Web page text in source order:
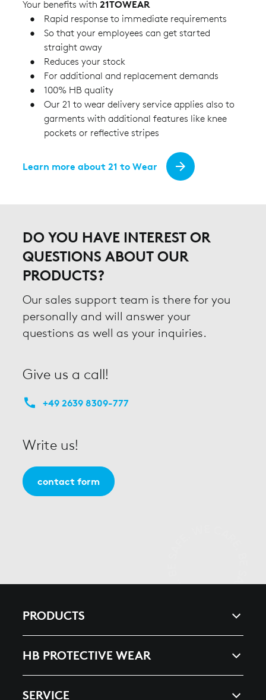
Your benefits with 21TOWEAR
Rapid response to immediate requirements
So that your employees can get started
straight away
Reduces your stock
For additional and replacement demands
100% HB quality
Our 21 to wear delivery service applies also to
garments with additional features like knee
pockets or reflective stripes
Learn more about 21 to Wear
DO YOU HAVE INTEREST OR
QUESTIONS ABOUT OUR
PRODUCTS?
Our sales support team is there for you
personally and will answer your
questions as well as your inquiries.
Give us a call!
+49 2639 8309-777
Write us!
contact form
PRODUCTS
ESD ELECTROSTATIC DISCHARGE
HB PROTECTIVE WEAR
SERVICE